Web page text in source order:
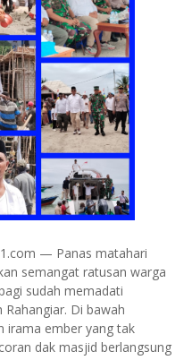
— Panas matahari
semangat ratusan warga
sudah memadati
Di bawah
irama ember yang tak
dak masjid berlangsung